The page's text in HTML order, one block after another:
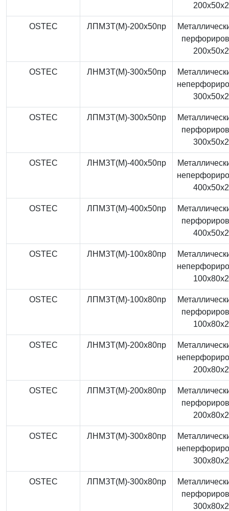
OSTEC ЛПМЗТ(М)-200x50пр
OSTEC ЛНМЗТ(М)-300x50пр
OSTEC ЛПМЗТ(М)-300x50пр
OSTEC ЛНМЗТ(М)-400x50пр
OSTEC ЛПМЗТ(М)-400x50пр
OSTEC ЛНМЗТ(М)-100x80пр
OSTEC ЛПМЗТ(М)-100x80пр
OSTEC ЛНМЗТ(М)-200x80пр
OSTEC ЛПМЗТ(М)-200x80пр
OSTEC ЛНМЗТ(М)-300x80пр
OSTEC ЛПМЗТ(М)-300x80пр